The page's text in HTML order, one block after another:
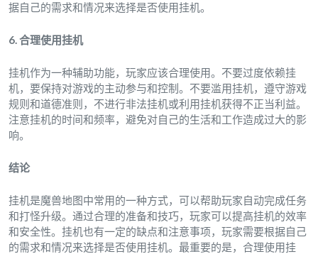
据自己的需求和情况来选择是否使用挂机。
6. 合理使用挂机
挂机作为一种辅助功能，玩家应该合理使用。不要过度依赖挂
机，要保持对游戏的主动参与和控制。不要滥用挂机，遵守游戏
规则和道德准则，不进行非法挂机或利用挂机获得不正当利益。
注意挂机的时间和频率，避免对自己的生活和工作造成过大的影
响。
结论
挂机是魔兽地图中常用的一种方式，可以帮助玩家自动完成任务
和打怪升级。通过合理的准备和技巧，玩家可以提高挂机的效率
和安全性。挂机也有一定的缺点和注意事项，玩家需要根据自己
的需求和情况来选择是否使用挂机。最重要的是，合理使用挂